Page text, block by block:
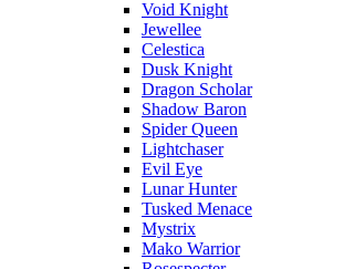
Void Knight
Jewellee
Celestica
Dusk Knight
Dragon Scholar
Shadow Baron
Spider Queen
Lightchaser
Evil Eye
Lunar Hunter
Tusked Menace
Mystrix
Mako Warrior